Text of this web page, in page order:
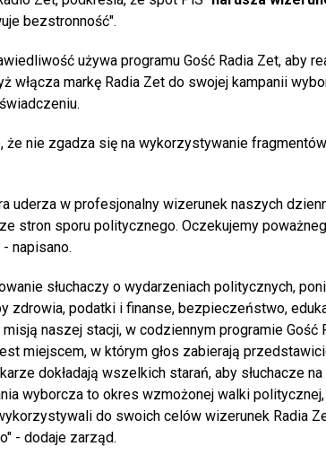
bezstronność".
używa programu Gość Radia Zet, aby
włącza markę Radia Zet do swojej kampanii
nie zgadza się na wykorzystywanie
uderza w profesjonalny wizerunek naszych
stron sporu politycznego. Oczekujemy
napisano.
słuchaczy o wydarzeniach politycznych,
zdrowia, podatki i finanse, bezpieczeństwo,
naszej stacji, w codziennym programie Gość
miejscem, w którym głos zabierają
dokładają wszelkich starań, aby słuchacze
wyborcza to okres wzmożonej walki
do swoich celów wizerunek Radia
- dodaje zarząd.